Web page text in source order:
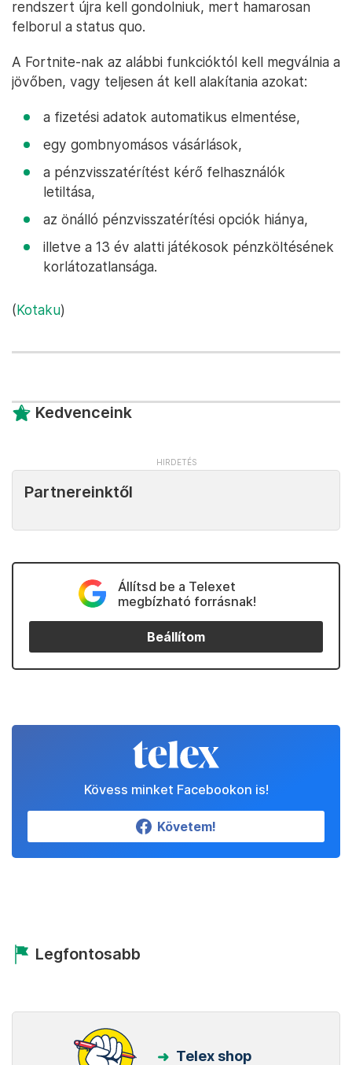
rendszert újra kell gondolniuk, mert hamarosan
felborul a status quo.
A Fortnite-nak az alábbi funkcióktól kell megválnia a
jövőben, vagy teljesen át kell alakítania azokat:
a fizetési adatok automatikus elmentése,
egy gombnyomásos vásárlások,
a pénzvisszatérítést kérő felhasználók
letiltása,
az önálló pénzvisszatérítési opciók hiánya,
illetve a 13 év alatti játékosok pénzköltésének
korlátozatlansága.
(Kotaku)
Kedvenceink
Partnereinktől
Állítsd be a Telexet
megbízható forrásnak!
Beállítom
Kövess minket Facebookon is!
Követem!
Legfontosabb
Telex shop